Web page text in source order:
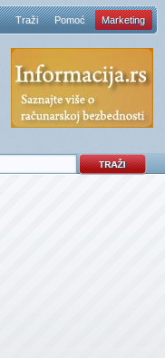
Traži Pomoć Marketing